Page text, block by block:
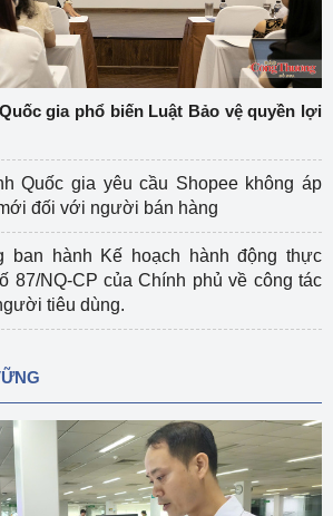
gia phổ biến Luật Bảo vệ quyền lợi
Quốc gia yêu cầu Shopee không áp
đối với người bán hàng
ban hành Kế hoạch hành động thực
87/NQ-CP của Chính phủ về công tác
tiêu dùng.